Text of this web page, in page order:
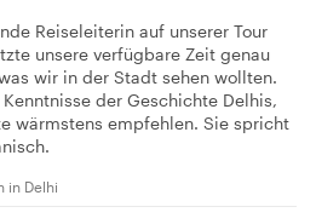
Reiseleiterin auf unserer Tour
unsere verfügbare Zeit genau
wir in der Stadt sehen wollten.
der Geschichte Delhis,
wärmstens empfehlen. Sie spricht
in Delhi